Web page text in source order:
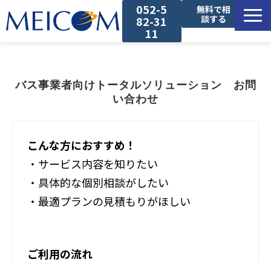
052-5
82-31
11
無料で相
談する
お役立ち資料
バス事業者向けトータルソリューション　お問
い合わせ
こんな方におすすめ！
・サービス内容を知りたい
・具体的な個別相談がしたい
・最適プランの見積もりがほしい
ご利用の流れ